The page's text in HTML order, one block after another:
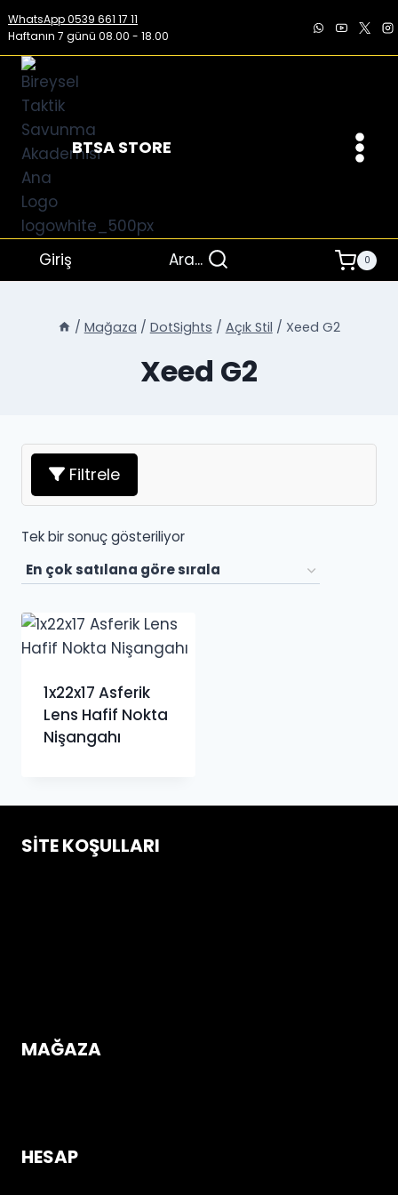
İçeriğe
geç
WhatsApp 0539 661 17 11
Haftanın 7 günü 08.00 - 18.00
BTSA STORE
Giriş Ara... 0
/ Mağaza / DotSights / Açık Stil / Xeed G2
Xeed G2
Filtrele
Tek bir sonuç gösteriliyor
1x22x17 Asferik
Lens Hafif Nokta
Nişangahı
SITE KOŞULLARI
MAĞAZA
HESAP